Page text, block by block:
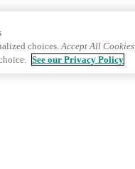
choices.Accept All Cookies
See our Privacy Policy